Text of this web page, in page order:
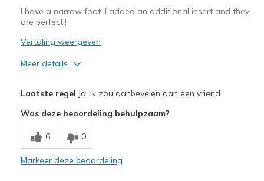
View On Shoes
I'm Into Shoes
I have a narrow foot. I added an additional insert and they
are perfect!!
Vertaling weergeven
Meer details
Comfortable
Stylish
Laatste regel Ja, ik zou aanbevelen aan een vriend
Was deze beoordeling behulpzaam?
6 0
Markeer deze beoordeling